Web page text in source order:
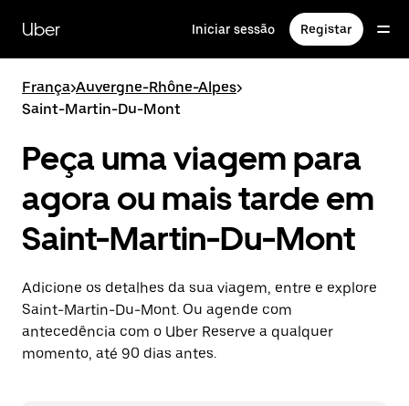
para
conteúdo
Uber Iniciar sessão Registar
França>Auvergne-Rhône-Alpes>
Saint-Martin-Du-Mont
Peça uma viagem para
agora ou mais tarde em
Saint-Martin-Du-Mont
Adicione os detalhes da sua viagem, entre e explore
Saint-Martin-Du-Mont. Ou agende com
antecedência com o Uber Reserve a qualquer
momento, até 90 dias antes.